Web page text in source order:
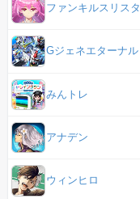
ファンキルスリスタ
Gジェネエターナル
みんトレ
アナデン
ウィンヒロ